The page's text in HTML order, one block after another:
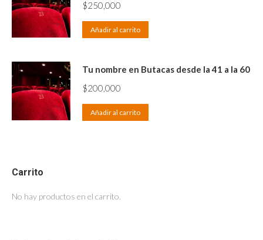
$250,000
Añadir al carrito
Tu nombre en Butacas desde la 41 a la 60
$200,000
Añadir al carrito
Carrito
No hay productos en el carrito.